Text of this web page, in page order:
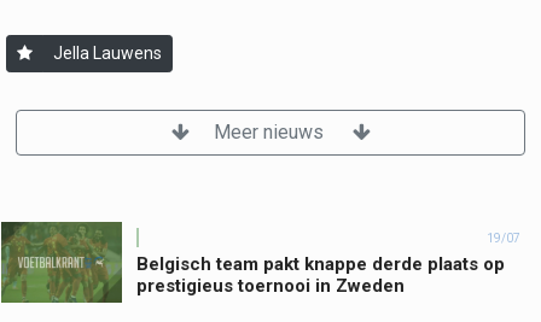
Jella Lauwens
Meer nieuws
19/07
Belgisch team pakt knappe derde plaats op
prestigieus toernooi in Zweden